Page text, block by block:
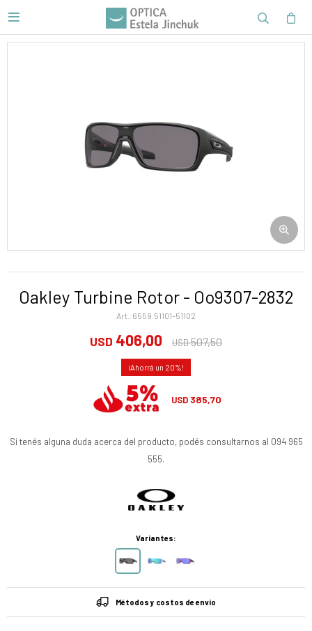

Oakley Turbine Rotor - Oo9307-2832
6559.51101-51102
USD 406,00 USD507,50
20
USD 385,70
Si tenés alguna duda acerca del producto, podés consultarnos al 094 965
555.
Variantes:
Métodos y costos de envío